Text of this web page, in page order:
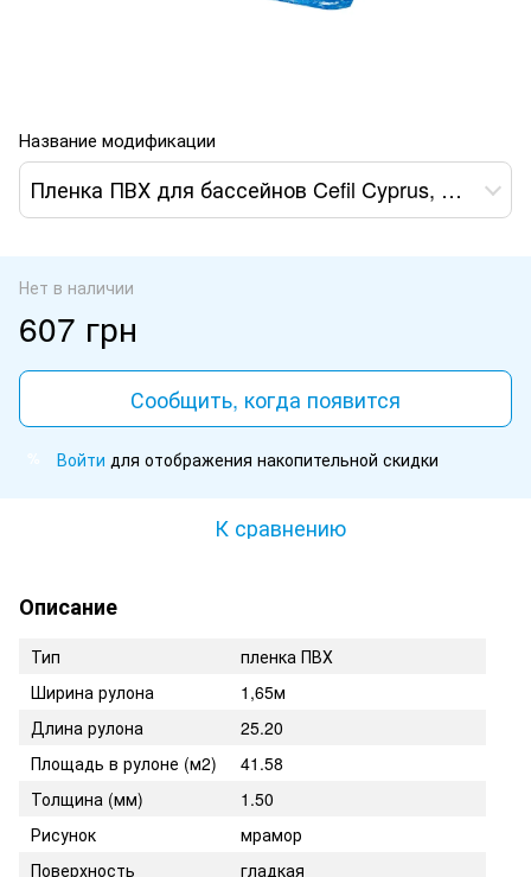
Название модификации
Пленка ПВХ для бассейнов Cefil Cyprus, ширина 1,65м
Нет в наличии
607 грн
Сообщить, когда появится
Войти для отображения накопительной скидки
К сравнению
Описание
Тип
пленка ПВХ
Ширина рулона
1,65м
Длина рулона
25.20
Площадь в рулоне (м2)
41.58
Толщина (мм)
1.50
Рисунок
мрамор
Поверхность
гладкая